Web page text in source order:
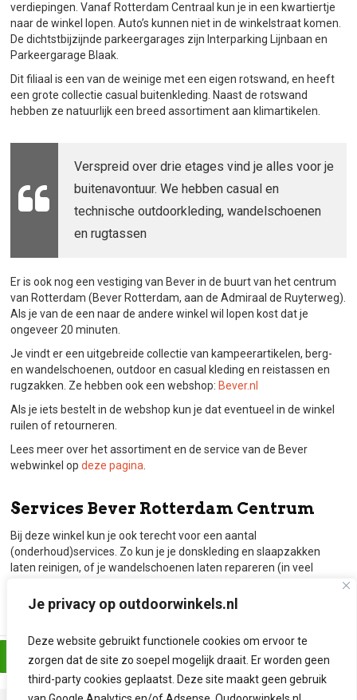
Je privacy op outdoorwinkels.nl
Deze website gebruikt functionele cookies om ervoor te
zorgen dat de site zo soepel mogelijk draait. Er worden geen
third-party cookies geplaatst. Deze site maakt geen gebruik
verdiepingen. Vanaf Rotterdam Centraal kun je in een kwartiertje
naar de winkel lopen. Auto’s kunnen niet in de winkelstraat komen.
De dichtstbijzijnde parkeergarages zijn Interparking Lijnbaan en
Parkeergarage Blaak.
Dit filiaal is een van de weinige met een eigen rotswand, en heeft
een grote collectie casual buitenkleding. Naast de rotswand
hebben ze natuurlijk een breed assortiment aan klimartikelen.
Verspreid over drie etages vind je alles voor je
buitenavontuur. We hebben casual en
technische outdoorkleding, wandelschoenen
en rugtassen
Er is ook nog een vestiging van Bever in de buurt van het centrum
van Rotterdam (Bever Rotterdam, aan de Admiraal de Ruyterweg).
Als je van de een naar de andere winkel wil lopen kost dat je
ongeveer 20 minuten.
Je vindt er een uitgebreide collectie van kampeerartikelen, berg-
en wandelschoenen, outdoor en casual kleding en reistassen en
rugzakken. Ze hebben ook een webshop: Bever.nl
Als je iets bestelt in de webshop kun je dat eventueel in de winkel
ruilen of retourneren.
Lees meer over het assortiment en de service van de Bever
webwinkel op deze pagina
Services Bever Rotterdam Centrum
Bij deze winkel kun je ook terecht voor een aantal
(onderhoud)services. Zo kun je je donskleding en slaapzakken
laten reinigen, of je wandelschoenen laten repareren (in veel
oprekken van de schoen. Ook onderhoud aan je
wintersportuitrusting kan worden verzorgd.
Bezoek de website van Bever Rotterdam Centrum